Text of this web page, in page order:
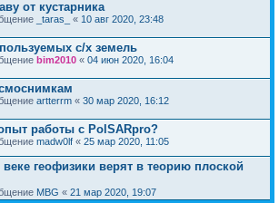
от кустарника
_taras_ « 10 авг 2020, 23:48
с/х земель
bim2010 « 04 июн 2020, 16:04
artterrm « 30 мар 2020, 16:12
работы с PolSARpro?
madw0lf « 25 мар 2020, 11:05
геофизики верят в теорию плоской
MBG « 21 мар 2020, 19:07